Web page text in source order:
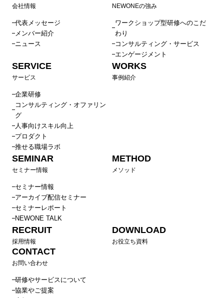
会社情報
代表メッセージ
メンバー紹介
ニュース
NEWONEの強み
ワークショップ型研修へのこだ
わり
コンサルティング・サービス
エンゲージメント
SERVICE
サービス
企業研修
コンサルティング・オファリン
グ
人事向けスキル向上
プロダクト
推せる職場ラボ
WORKS
事例紹介
SEMINAR
セミナー情報
セミナー情報
アーカイブ配信セミナー
セミナーレポート
NEWONE TALK
METHOD
メソッド
RECRUIT
採用情報
DOWNLOAD
お役立ち資料
CONTACT
お問い合わせ
研修やサービスについて
協業やご提案